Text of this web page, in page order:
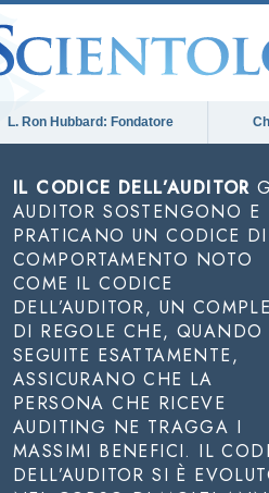
L. Ron Hubbard: Fondatore
IL CODICE DELL’AUDITOR
AUDITOR SOSTENGONO E
PRATICANO UN CODICE DI
COMPORTAMENTO NOTO
COME IL CODICE
DELL’AUDITOR, UN
DI REGOLE CHE, QUANDO
SEGUITE ESATTAMENTE,
ASSICURANO CHE LA
PERSONA CHE RICEVE
AUDITING NE TRAGGA I
MASSIMI BENEFICI. IL
DELL’AUDITOR SI È